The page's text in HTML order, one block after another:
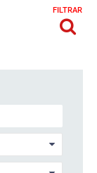
FILTRAR